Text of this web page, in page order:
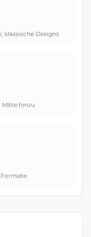
klassische Designs
Mitte hinzu
Formate